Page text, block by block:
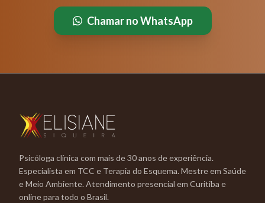
Chamar no WhatsApp
Psicóloga clínica com mais de 30 anos de experiência.
Especialista em TCC e Terapia do Esquema. Mestre em Saúde
e Meio Ambiente. Atendimento presencial em Curitiba e
online para todo o Brasil.